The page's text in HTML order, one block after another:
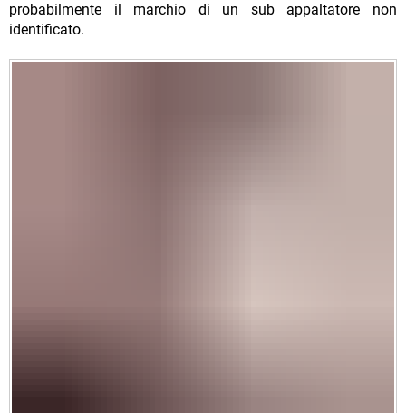
probabilmente il marchio di un sub appaltatore non
identificato.